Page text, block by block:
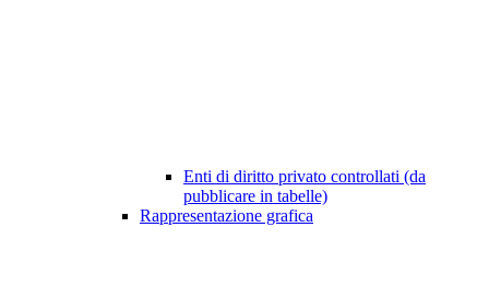
Enti di diritto privato controllati (da
pubblicare in tabelle)
Rappresentazione grafica